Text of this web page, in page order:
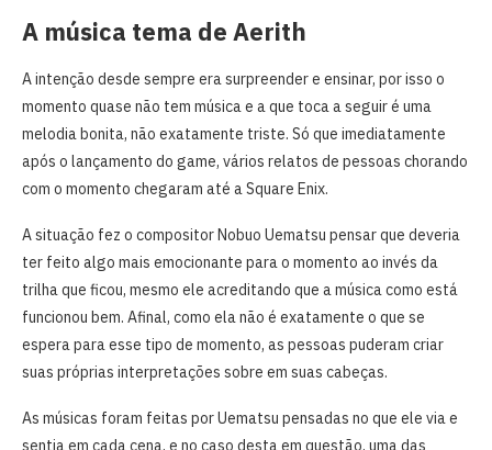
A música tema de Aerith
A intenção desde sempre era surpreender e ensinar, por isso o
momento quase não tem música e a que toca a seguir é uma
melodia bonita, não exatamente triste. Só que imediatamente
após o lançamento do game, vários relatos de pessoas chorando
com o momento chegaram até a Square Enix.
A situação fez o compositor Nobuo Uematsu pensar que deveria
ter feito algo mais emocionante para o momento ao invés da
trilha que ficou, mesmo ele acreditando que a música como está
funcionou bem. Afinal, como ela não é exatamente o que se
espera para esse tipo de momento, as pessoas puderam criar
suas próprias interpretações sobre em suas cabeças.
As músicas foram feitas por Uematsu pensadas no que ele via e
sentia em cada cena, e no caso desta em questão, uma das